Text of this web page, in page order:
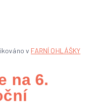
v FARNÍ OHLÁŠKY
na 6.